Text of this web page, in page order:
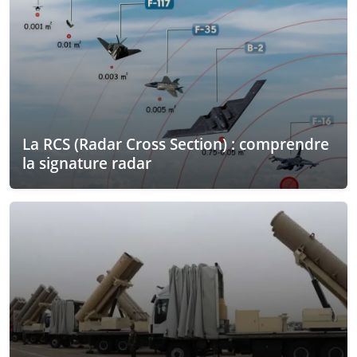
La RCS (Radar Cross Section) : comprendre
la signature radar